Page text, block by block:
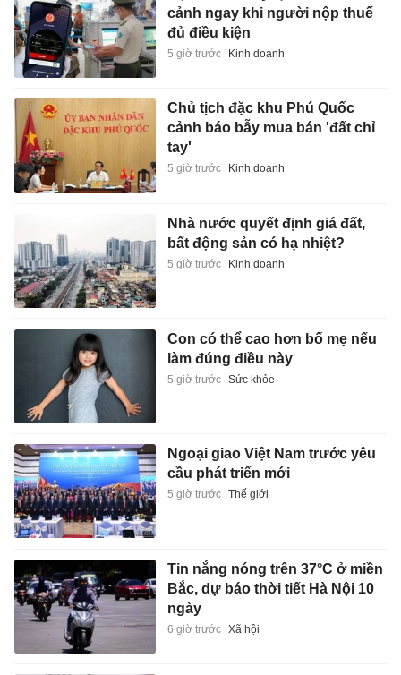
cảnh ngay khi người nộp thuế
đủ điều kiện
5 giờ trước Kinh doanh
Chủ tịch đặc khu Phú Quốc
cảnh báo bẫy mua bán 'đất chỉ
tay'
5 giờ trước Kinh doanh
Nhà nước quyết định giá đất,
bất động sản có hạ nhiệt?
5 giờ trước Kinh doanh
Con có thể cao hơn bố mẹ nếu
làm đúng điều này
5 giờ trước Sức khỏe
Ngoại giao Việt Nam trước yêu
cầu phát triển mới
5 giờ trước Thế giới
Tin nắng nóng trên 37°C ở miền
Bắc, dự báo thời tiết Hà Nội 10
ngày
6 giờ trước Xã hội